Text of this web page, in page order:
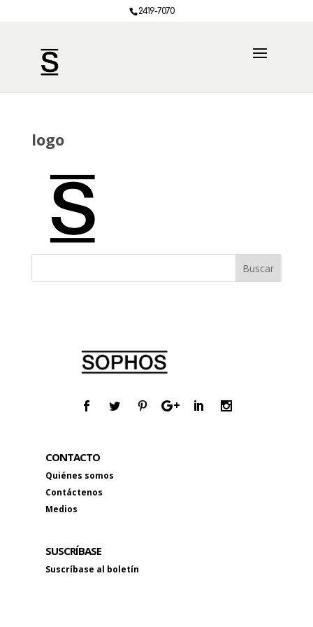
2419-7070
logo
CONTACTO
Quiénes somos
Contáctenos
Medios
SUSCRÍBASE
Suscríbase al boletín